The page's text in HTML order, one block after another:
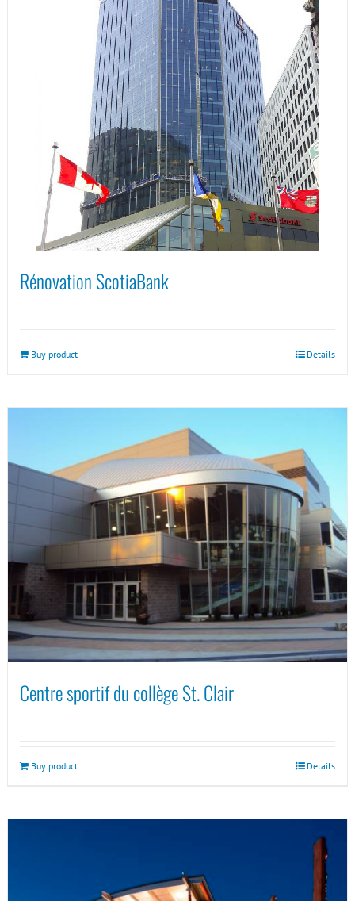
Rénovation ScotiaBank
Buy product Details
Centre sportif du collège St. Clair
Buy product Details